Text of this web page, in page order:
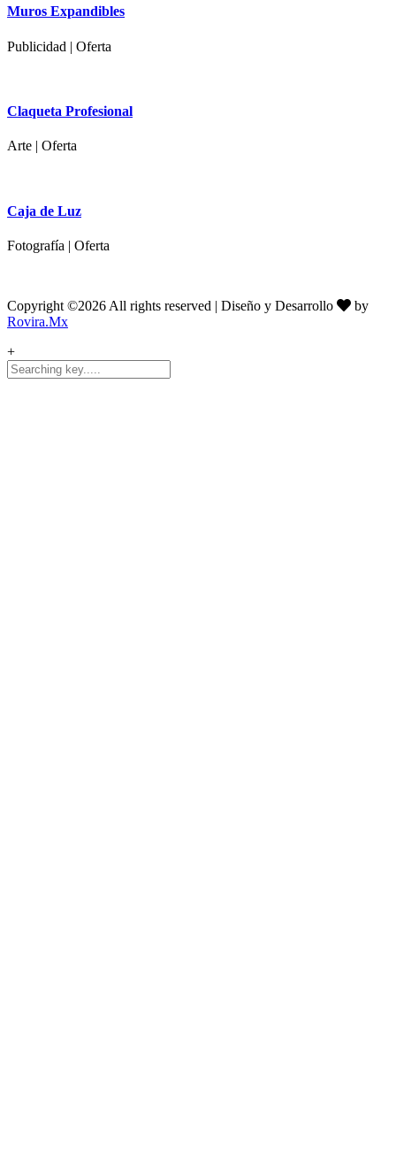
Muros Expandibles
Publicidad | Oferta
Claqueta Profesional
Arte | Oferta
Caja de Luz
Fotografía | Oferta
Copyright ©2026 All rights reserved | Diseño y Desarrollo
by
Rovira.Mx
+